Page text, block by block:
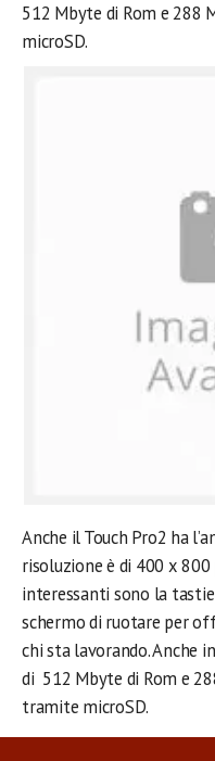
512 Mbyte di Rom e 288
microSD.
Anche il Touch Pro2 ha
risoluzione è di 400 x
interessanti sono la
schermo di ruotare per
chi sta lavorando. Anche
di 512 Mbyte di Rom e
tramite microSD.